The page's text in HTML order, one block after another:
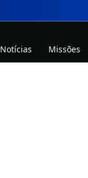
Notícias Missões